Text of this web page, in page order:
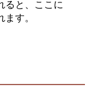
ると、ここに
す。